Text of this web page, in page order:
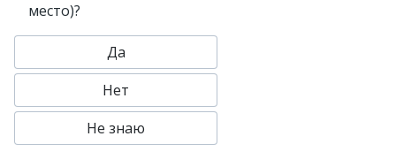
место)?
Да
Нет
Не знаю